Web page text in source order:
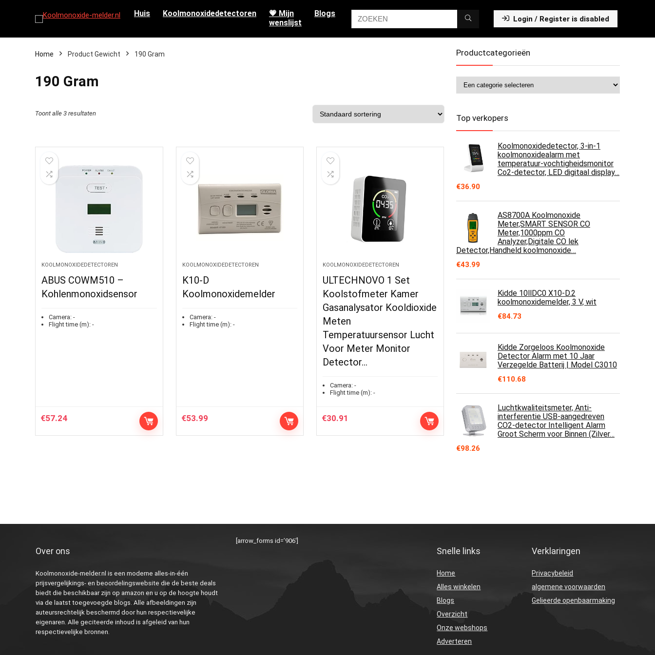
Huis Koolmonoxidedetectoren
💗 Mijn
wenslijst
Blogs
Login / Register is disabled
Home Product Gewicht ‎190 Gram
‎190 Gram
Toont alle 3 resultaten
KOOLMONOXIDEDETECTOREN
ABUS COWM510 –
Kohlenmonoxidsensor
Camera: -
Flight time (m): -
€57.24
KOOLMONOXIDEDETECTOREN
K10-D
Koolmonoxidemelder
Camera:-
Flight time (m):-
€53.99
KOOLMONOXIDEDETECTOREN
ULTECHNOVO 1 Set
Koolstofmeter Kamer
Gasanalysator Kooldioxide
Meten
Temperatuursensor Lucht
Voor Meter Monitor
Detector…
Camera: -
Flight time (m): -
€30.91
Productcategorieën
Top verkopers
Koolmonoxidedetector, 3-in-1
koolmonoxidealarm met
temperatuur-vochtigheidsmonitor
Co2-detector, LED digitaal display…
€36.90
AS8700A Koolmonoxide
Meter,SMART SENSOR CO
Meter,1000ppm CO
Analyzer,Digitale CO lek
Detector,Handheld koolmonoxide…
€43.99
Kidde 10llDC0 X10-D.2
koolmonoxidemelder, 3 V, wit
€84.73
Kidde Zorgeloos Koolmonoxide
Detector Alarm met 10 Jaar
Verzegelde Batterij | Model C3010
€110.68
Luchtkwaliteitsmeter, Anti-
interferentie USB-aangedreven
CO2-detector Intelligent Alarm
Groot Scherm voor Binnen (Zilver…
€98.26
Over ons
Koolmonoxide-melder.nl is een moderne alles-in-één
prijsvergelijkings- en beoordelingswebsite die de beste deals
biedt die beschikbaar zijn op amazon en u op de hoogte houdt
via de laatst toegevoegde blogs. Alle afbeeldingen zijn
auteursrechtelijk beschermd door hun respectievelijke
eigenaren. Alle geciteerde inhoud is afgeleid van hun
respectievelijke bronnen.
[arrow_forms id=’906′]
Snelle links
Home
Alles winkelen
Blogs
Overzicht
Onze webshops
Adverteren
Verklaringen
Privacybeleid
algemene voorwaarden
Gelieerde openbaarmaking